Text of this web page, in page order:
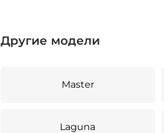
Другие модели
Master
Laguna